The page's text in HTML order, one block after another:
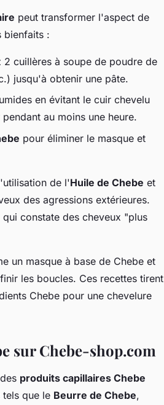
peut transformer l'aspect de
bienfaits :
2 cuillères à soupe de poudre de
jusqu'à obtenir une pâte.
en évitant le cuir chevelu
au moins une heure.
pour éliminer le masque et
de l'Huile de Chebe et
des agressions extérieures.
constate des cheveux "plus
un masque à base de Chebe et
les boucles. Ces recettes tirent
Chebe pour une chevelure
sur Chebe-shop.com
produits capillaires Chebe
que le Beurre de Chebe,